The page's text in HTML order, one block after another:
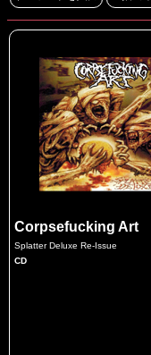
Corpsefucking Art
Splatter Deluxe Re-Issue
CD